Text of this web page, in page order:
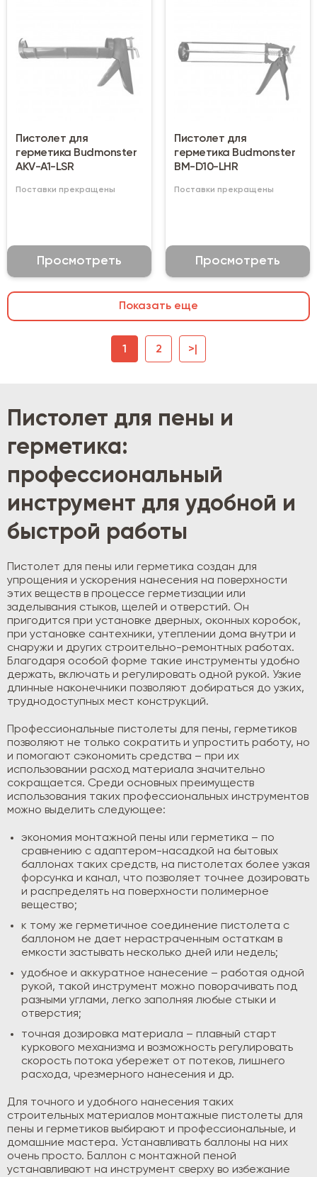
Пистолет для
герметика Budmonster
AKV-A1-LSR
Поставки прекращены
Просмотреть
Пистолет для
герметика Budmonster
BM-D10-LHR
Поставки прекращены
Просмотреть
Показать еще
1 2 >|
Пистолет для пены и
герметика:
профессиональный
инструмент для удобной и
быстрой работы
Пистолет для пены или герметика создан для
упрощения и ускорения нанесения на поверхности
этих веществ в процессе герметизации или
заделывания стыков, щелей и отверстий. Он
пригодится при установке дверных, оконных коробок,
при установке сантехники, утеплении дома внутри и
снаружи и других строительно-ремонтных работах.
Благодаря особой форме такие инструменты удобно
держать, включать и регулировать одной рукой. Узкие
длинные наконечники позволяют добираться до узких,
труднодоступных мест конструкций.
Профессиональные пистолеты для пены, герметиков
позволяют не только сократить и упростить работу, но
и помогают сэкономить средства – при их
использовании расход материала значительно
сокращается. Среди основных преимуществ
использования таких профессиональных инструментов
можно выделить следующее:
экономия монтажной пены или герметика – по
сравнению с адаптером-насадкой на бытовых
баллонах таких средств, на пистолетах более узкая
форсунка и канал, что позволяет точнее дозировать
и распределять на поверхности полимерное
вещество;
к тому же герметичное соединение пистолета с
баллоном не дает нерастраченным остаткам в
емкости застывать несколько дней или недель;
удобное и аккуратное нанесение – работая одной
рукой, такой инструмент можно поворачивать под
разными углами, легко заполняя любые стыки и
отверстия;
точная дозировка материала – плавный старт
куркового механизма и возможность регулировать
скорость потока убережет от потеков, лишнего
расхода, чрезмерного нанесения и др.
Для точного и удобного нанесения таких
строительных материалов монтажные пистолеты для
пены и герметиков выбирают и профессиональные, и
домашние мастера. Устанавливать баллоны на них
очень просто. Баллон с монтажной пеной
устанавливают на инструмент сверху во избежание